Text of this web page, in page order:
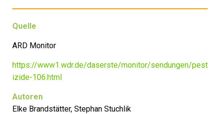
Quelle
ARD Monitor
https://www1.wdr.de/daserste/monitor/sendungen/pest
izide-106.html
Autoren
Elke Brandstätter, Stephan Stuchlik